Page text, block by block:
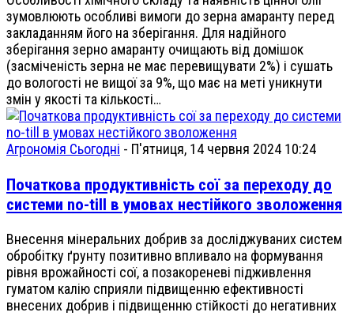
зумовлюють особливі вимоги до зерна амаранту перед
закладанням його на зберігання. Для надійного
зберігання зерно амаранту очищають від домішок
(засміченість зерна не має перевищувати 2%) і сушать
до вологості не вищої за 9%, що має на меті уникнути
змін у якості та кількості…
Агрономія Сьогодні - П'ятниця, 14 червня 2024 10:24
Початкова продуктивність сої за переходу до
системи no-till в умовах нестійкого зволоження
Внесення мінеральних добрив за досліджуваних систем
обробітку ґрунту позитивно впливало на формування
рівня врожайності сої, а позакореневі підживлення
гуматом калію сприяли підвищенню ефективності
внесених добрив і підвищенню стійкості до негативних